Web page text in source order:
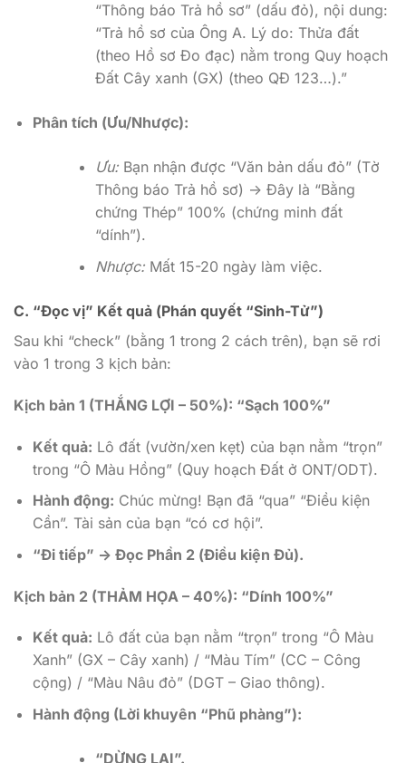
“Thông báo Trả hồ sơ” (dấu đỏ), nội dung:
“Trả hồ sơ của Ông A. Lý do: Thửa đất
(theo Hồ sơ Đo đạc) nằm trong Quy hoạch
Đất Cây xanh (GX) (theo QĐ 123…).”
Phân tích (Ưu/Nhược):
Ưu:Bạn nhận được “Văn bản dấu đỏ” (Tờ
Thông báo Trả hồ sơ) -> Đây là “Bằng
chứng Thép” 100% (chứng minh đất
“dính”).
Nhược:Mất 15-20 ngày làm việc.
C. “Đọc vị” Kết quả (Phán quyết “Sinh-Tử”)
Sau khi “check” (bằng 1 trong 2 cách trên), bạn sẽ rơi
vào 1 trong 3 kịch bản:
Kịch bản 1 (THẮNG LỢI – 50%): “Sạch 100%”
Kết quả: Lô đất (vườn/xen kẹt) của bạn nằm “trọn”
trong “Ô Màu Hồng” (Quy hoạch Đất ở ONT/ODT).
Hành động: Chúc mừng! Bạn đã “qua” “Điều kiện
Cần”. Tài sản của bạn “có cơ hội”.
“Đi tiếp” -> Đọc Phần 2 (Điều kiện Đủ).
Kịch bản 2 (THẢM HỌA – 40%): “Dính 100%”
Kết quả: Lô đất của bạn nằm “trọn” trong “Ô Màu
Xanh” (GX – Cây xanh) / “Màu Tím” (CC – Công
cộng) / “Màu Nâu đỏ” (DGT – Giao thông).
Hành động (Lời khuyên “Phũ phàng”):
“DỪNG LẠI”.